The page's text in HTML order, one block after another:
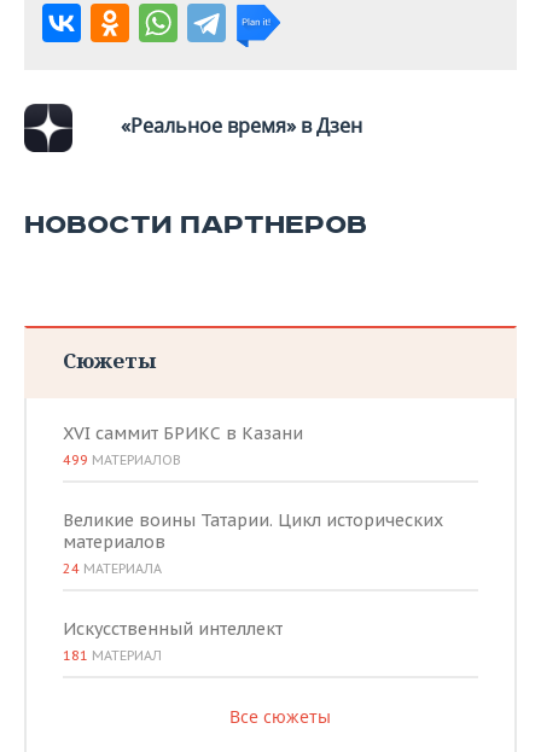
«Реальное время» в Дзен
НОВОСТИ ПАРТНЕРОВ
Сюжеты
XVI саммит БРИКС в Казани
499 МАТЕРИАЛОВ
Великие воины Татарии. Цикл исторических
материалов
24 МАТЕРИАЛА
Искусственный интеллект
181 МАТЕРИАЛ
Все сюжеты